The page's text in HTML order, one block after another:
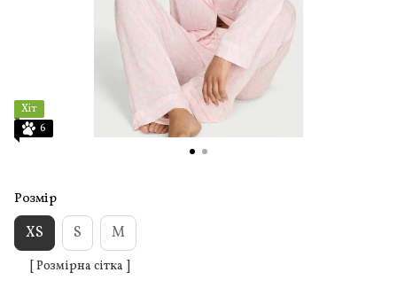
Хіт
6
Розмір
XS S M
[ Розмірна сітка ]